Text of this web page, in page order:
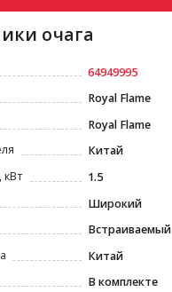
очага
64949995
Royal Flame
Royal Flame
Китай
1.5
Широкий
Встраиваемый
Китай
В комплекте